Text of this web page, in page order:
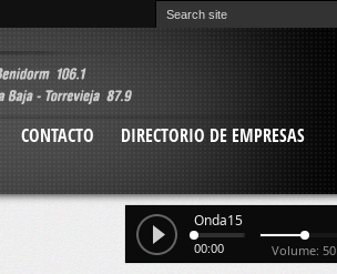
CONTACTO
DIRECTORIO DE EMPRESAS
Onda15
00:00 Volume: 50